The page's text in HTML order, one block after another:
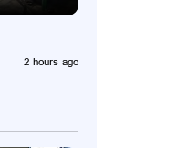
2 hours ago